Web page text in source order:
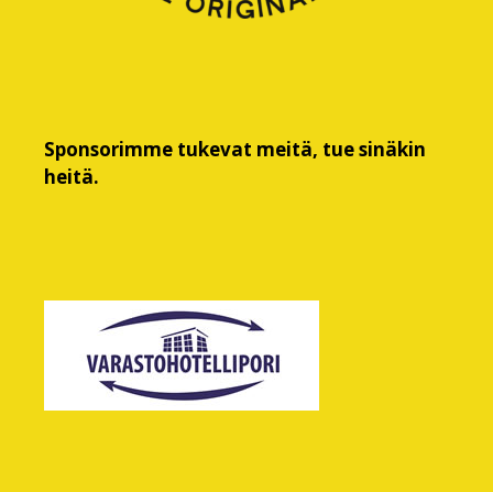
Sponsorimme tukevat meitä, tue sinäkin
heitä.